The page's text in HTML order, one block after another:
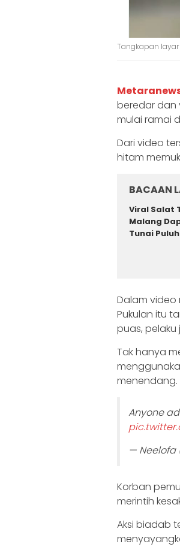
Tangkapan
beredar dan
mulai ramai
Dari video
hitam
BACAAN
Viral Salat
Malang
Tunai
Dalam video
Pukulan itu
puas,
Tak hanya
menendang.
Anyone
— Neelofa
Korban
merintih
Aksi biadab